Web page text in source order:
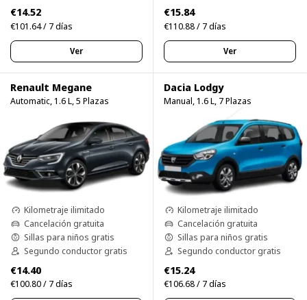
€14.52
€101.64 / 7 días
Ver
€15.84
€110.88 / 7 días
Ver
Renault Megane
Automatic, 1.6 L, 5 Plazas
Kilometraje ilimitado
Cancelación gratuita
Sillas para niños gratis
Segundo conductor gratis
€14.40
€100.80 / 7 días
Dacia Lodgy
Manual, 1.6 L, 7 Plazas
Kilometraje ilimitado
Cancelación gratuita
Sillas para niños gratis
Segundo conductor gratis
€15.24
€106.68 / 7 días